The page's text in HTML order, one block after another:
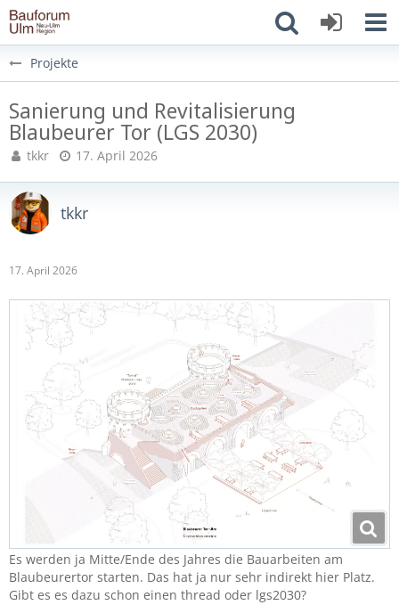
Projekte
Sanierung und Revitalisierung
Blaubeurer Tor (LGS 2030)
tkkr 17. April 2026
tkkr
17. April 2026
Es werden ja Mitte/Ende des Jahres die Bauarbeiten am
Blaubeurertor starten. Das hat ja nur sehr indirekt hier Platz.
Gibt es es dazu schon einen thread oder lgs2030?